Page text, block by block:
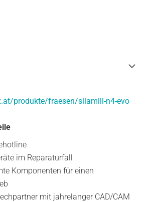
produkte/fraesen/silamlll-n4-evo
im Reparaturfall
Komponenten für einen
mit jahrelanger CAD/CAM